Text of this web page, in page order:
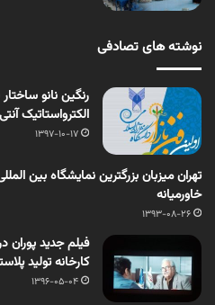
نوشته های تصادفی
رنگین نانو
الکترواستاتیک
1397-10-17
تهران میزبان بزرگترین نمایشگاه بین
خاورمیانه
1393-08-26
فیلم جدید
کارخانه تولید
1396-05-04